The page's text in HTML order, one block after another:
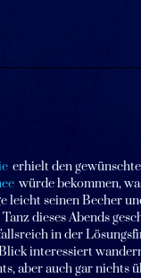
erhielt den
würde bekommen,
leicht seinen Becher
dieses Abends
in der
interessiert
aber auch gar nichts